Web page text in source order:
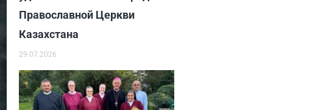
Православной Церкви
Казахстана
29.07.2026